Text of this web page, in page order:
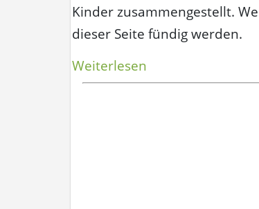
Kinder zusammengestellt.
dieser Seite fündig werden.
Weiterlesen
besten